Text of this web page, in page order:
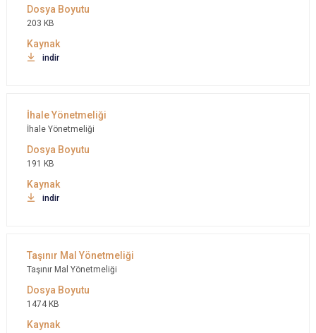
203 KB
indir
İhale Yönetmeliği
191 KB
indir
Taşınır Mal Yönetmeliği
1474 KB